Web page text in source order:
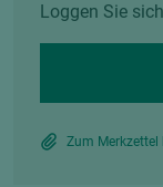
Loggen Sie
Zum Merkzettel